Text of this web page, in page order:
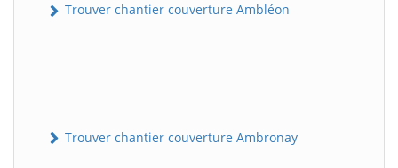
Trouver chantier couverture Ambléon
Trouver chantier couverture Ambronay